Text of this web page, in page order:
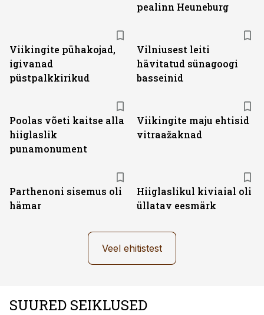
pealinn Heuneburg
Viikingite pühakojad,
igivanad
püstpalkkirikud
Vilniusest leiti
hävitatud sünagoogi
basseinid
Poolas võeti kaitse alla
hiiglaslik
punamonument
Viikingite maju ehtisid
vitraažaknad
Parthenoni sisemus oli
hämar
Hiiglaslikul kiviaial oli
üllatav eesmärk
Veel ehitistest
SUURED SEIKLUSED